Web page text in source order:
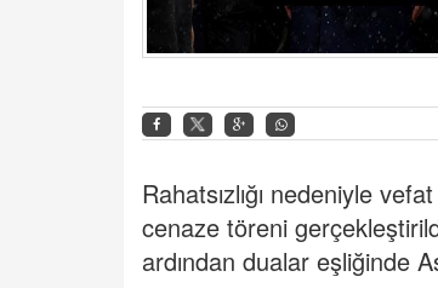
Rahatsızlığı nedeniyle
cenaze töreni
ardından dualar eşliğinde